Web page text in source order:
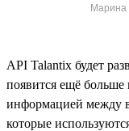
Марина
API Talantix будет
появится ещё больше
информацией между
которые